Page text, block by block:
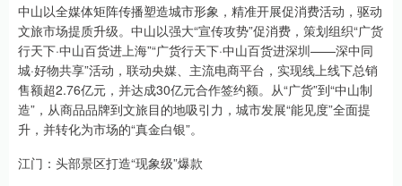
中山以全媒体矩阵传播塑造城市形象，精准开展促消费活动，驱动
文旅市场提质升级。中山以强大“宣传攻势”促消费，策划组织“广货
行天下·中山百货进上海”“广货行天下·中山百货进深圳——深中同
城·好物共享”活动，联动央媒、主流电商平台，实现线上线下总销
售额超2.76亿元，并达成30亿元合作签约额。从“广货”到“中山制
造”，从商品品牌到文旅目的地吸引力，城市发展“能见度”全面提
升，并转化为市场的“真金白银”。
江门：头部景区打造“现象级”爆款